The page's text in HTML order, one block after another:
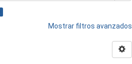
Mostrar filtros avanzados